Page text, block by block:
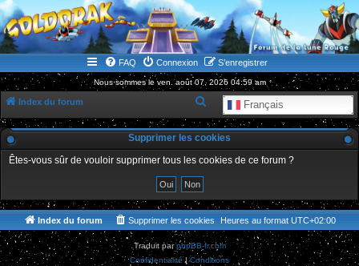
WWW.GOLDORAKGO.COM
le site de la Lune Rouge
FAQ Connexion S’enregistrer
Nous sommes le ven. août 07, 2026 04:59 am
Index du forum Français
e
c
h
h
e
Supprimer les cookies
Êtes-vous sûr de vouloir supprimer tous les cookies de ce forum ?
Index du forum Heures au format UTC+02:00
Supprimer les cookies
Traduit parphpBB-fr.com
Confidentialité|Conditions